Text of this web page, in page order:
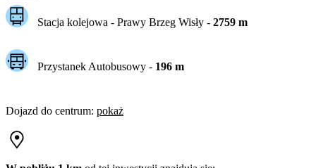
Stacja kolejowa - Prawy Brzeg Wisły- 2759m
Przystanek Autobusowy - 196m
Dojazd do centrum: pokaż